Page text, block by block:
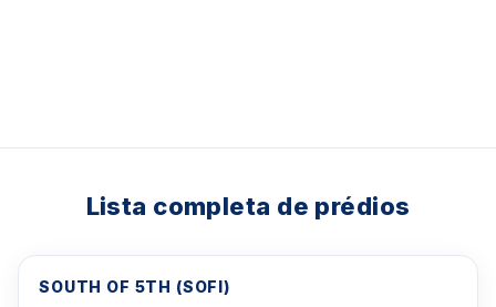
Lista completa de prédios
SOUTH OF 5TH (SOFI)